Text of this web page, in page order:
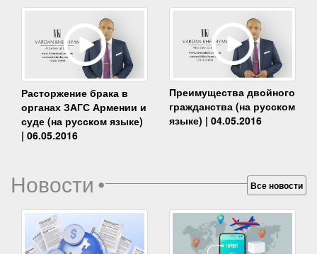
Расторжение брака в
органах ЗАГС Армении и
суде (на русском языке)
| 06.05.2016
Преимущества двойного
гражданства (на русском
языке) | 04.05.2016
Новости• Все новости